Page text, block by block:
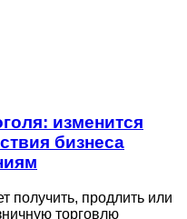
изменится
бизнеса
получить, продлить или
торговлю